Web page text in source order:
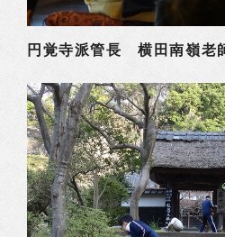
円覚寺派管長 横田南嶺老